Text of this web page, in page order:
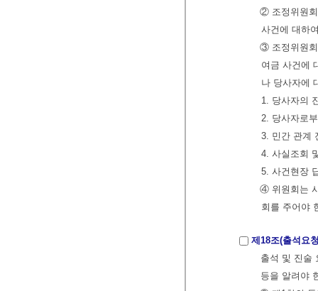
② 조정위원회
사건에 대하
③ 조정위원
여금 사건에
나 당사자에
1. 당사자의
2. 당사자로
3. 민간 관계
4. 사실조회
5. 사건현장
④ 위원회는
회를 주어야
제18조(출석요
출석 및 진술
등을 알려야